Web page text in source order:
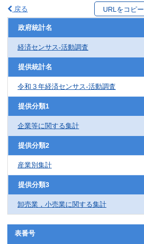
戻る URLをコピー
政府統計名
経済センサス‐活動調査
提供統計名
令和３年経済センサス‐活動調査
提供分類1
企業等に関する集計
提供分類2
産業別集計
提供分類3
卸売業，小売業に関する集計
表番号